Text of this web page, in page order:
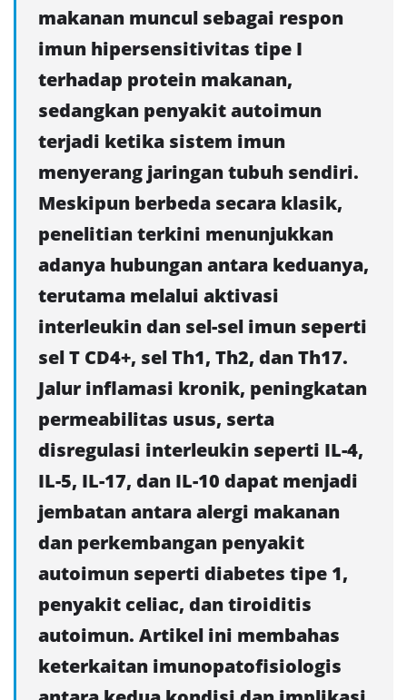
makanan muncul sebagai respon
imun hipersensitivitas tipe I
terhadap protein makanan,
sedangkan penyakit autoimun
terjadi ketika sistem imun
menyerang jaringan tubuh sendiri.
Meskipun berbeda secara klasik,
penelitian terkini menunjukkan
adanya hubungan antara keduanya,
terutama melalui aktivasi
interleukin dan sel-sel imun seperti
sel T CD4+, sel Th1, Th2, dan Th17.
Jalur inflamasi kronik, peningkatan
permeabilitas usus, serta
disregulasi interleukin seperti IL-4,
IL-5, IL-17, dan IL-10 dapat menjadi
jembatan antara alergi makanan
dan perkembangan penyakit
autoimun seperti diabetes tipe 1,
penyakit celiac, dan tiroiditis
autoimun. Artikel ini membahas
keterkaitan imunopatofisiologis